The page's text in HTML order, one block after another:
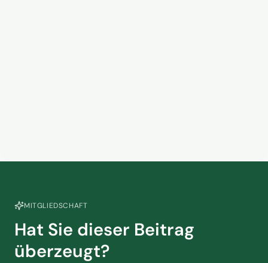
MITGLIEDSCHAFT
Hat Sie dieser Beitrag
überzeugt?